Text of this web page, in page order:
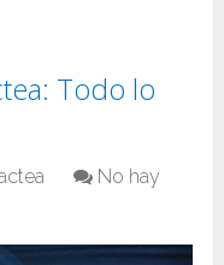
Todo lo
No hay